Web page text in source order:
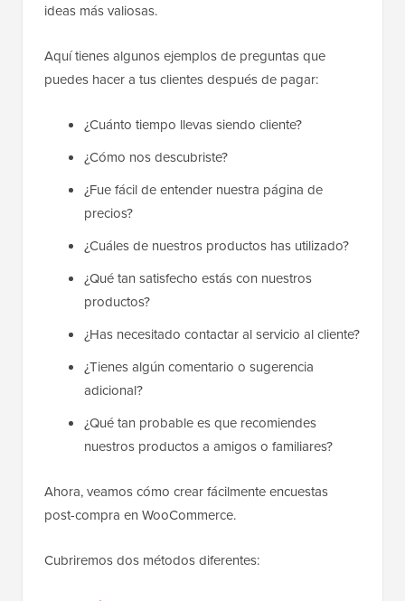
ideas más valiosas.
Aquí tienes algunos ejemplos de preguntas que
puedes hacer a tus clientes después de pagar:
¿Cuánto tiempo llevas siendo cliente?
¿Cómo nos descubriste?
¿Fue fácil de entender nuestra página de
precios?
¿Cuáles de nuestros productos has utilizado?
¿Qué tan satisfecho estás con nuestros
productos?
¿Has necesitado contactar al servicio al cliente?
¿Tienes algún comentario o sugerencia
adicional?
¿Qué tan probable es que recomiendes
nuestros productos a amigos o familiares?
Ahora, veamos cómo crear fácilmente encuestas
post-compra en WooCommerce.
Cubriremos dos métodos diferentes: